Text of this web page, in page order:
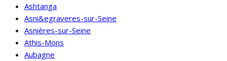
Ashtanga
Asni&egraveres-sur-Seine
Asnières-sur-Seine
Athis-Mons
Aubagne